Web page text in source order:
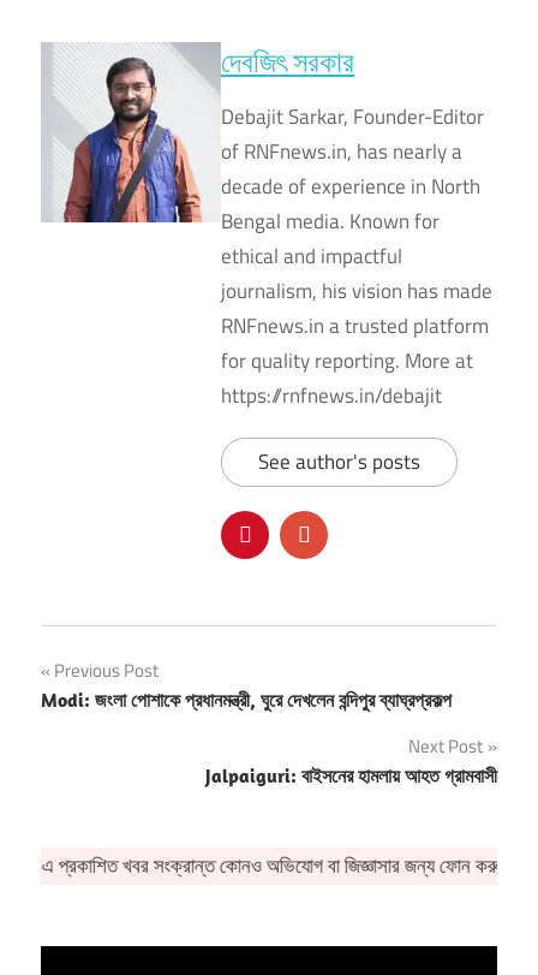
দেবজিৎ সরকার
Debajit Sarkar, Founder-Editor
of RNFnews.in, has nearly a
decade of experience in North
Bengal media. Known for
ethical and impactful
journalism, his vision has made
RNFnews.in a trusted platform
for quality reporting. More at
https://rnfnews.in/debajit
See author's posts
Post
navigation
Previous Post
Modi: জংলা পোশাকে প্রধানমন্ত্রী, ঘুরে দেখলেন বন্দিপুর ব্যাঘ্রপ্রকল্প
Next Post
Jalpaiguri: বাইসনের হামলায় আহত গ্রামবাসী
এ প্রকাশিত খবর সংক্রান্ত কোনও অভিযোগ বা জিজ্ঞাসার জন্য ফোন